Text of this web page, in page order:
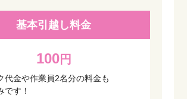
基本引越し料金
100円
代金や作業員2名分の料金も
です！